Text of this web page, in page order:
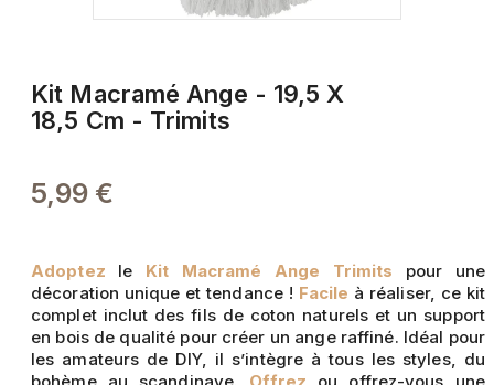
Kit Macramé Ange - 19,5 X
18,5 Cm - Trimits
5,99 €
Adoptez le Kit Macramé Ange Trimits pour une
décoration unique et tendance ! Facile à réaliser, ce kit
complet inclut des fils de coton naturels et un support
en bois de qualité pour créer un ange raffiné. Idéal pour
les amateurs de DIY, il s’intègre à tous les styles, du